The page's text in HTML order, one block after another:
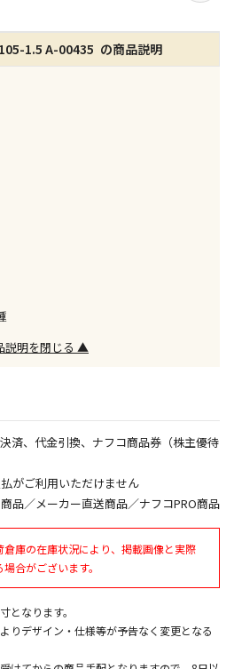
は、全て同じ店舗での受取となりま
を分けてお買い求めください
」「宅配のみ」マークの商品のみ
す
注文確定した商品については、当日に
や年末年始などの長期休業期間中
の出荷対応となります。
まれた商品です
金額・施工日はお打ち合わせの上、
金額・施工日はお打ち合わせの上、
1.5 A-00435 の商品説明
説明を閉じる ▲
済、代金引換、ナフコ商品券（株主優待
がご利用いただけません
品／メーカー直送商品／ナフコPRO商品
庫の在庫状況により、掲載画像と実際
合がございます。
となります。
りデザイン・仕様等が予告なく変更となる